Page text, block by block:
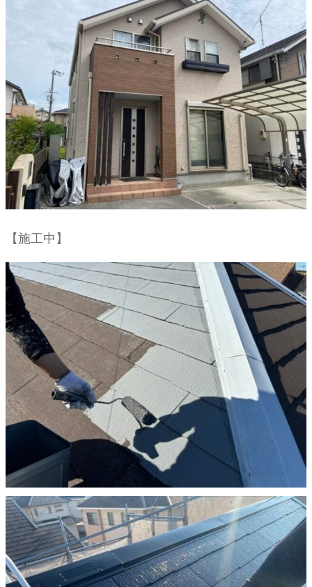
【施工中】